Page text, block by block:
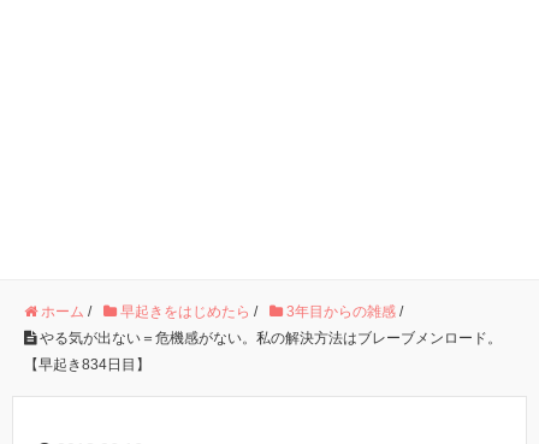
ホーム / 早起きをはじめたら / 3年目からの雑感 /
やる気が出ない＝危機感がない。私の解決方法はブレーブメンロード。
【早起き834日目】